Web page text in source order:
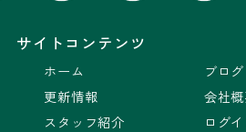
サイトコンテンツ
ホーム
更新情報
スタッフ紹介
ブログ
会社
ログ